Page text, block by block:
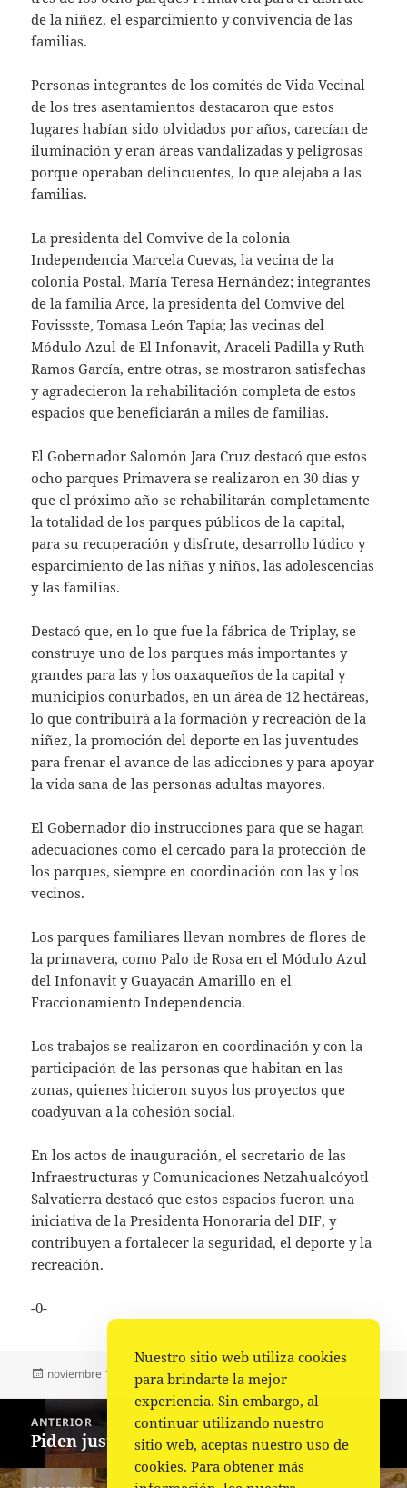
de la niñez, el esparcimiento y convivencia de las
familias.
Personas integrantes de los comités de Vida Vecinal
de los tres asentamientos destacaron que estos
lugares habían sido olvidados por años, carecían de
iluminación y eran áreas vandalizadas y peligrosas
porque operaban delincuentes, lo que alejaba a las
familias.
La presidenta del Comvive de la colonia
Independencia Marcela Cuevas, la vecina de la
colonia Postal, María Teresa Hernández; integrantes
de la familia Arce, la presidenta del Comvive del
Fovissste, Tomasa León Tapia; las vecinas del
Módulo Azul de El Infonavit, Araceli Padilla y Ruth
Ramos García, entre otras, se mostraron satisfechas
y agradecieron la rehabilitación completa de estos
espacios que beneficiarán a miles de familias.
El Gobernador Salomón Jara Cruz destacó que estos
ocho parques Primavera se realizaron en 30 días y
que el próximo año se rehabilitarán completamente
la totalidad de los parques públicos de la capital,
para su recuperación y disfrute, desarrollo lúdico y
esparcimiento de las niñas y niños, las adolescencias
y las familias.
Destacó que, en lo que fue la fábrica de Triplay, se
construye uno de los parques más importantes y
grandes para las y los oaxaqueños de la capital y
municipios conurbados, en un área de 12 hectáreas,
lo que contribuirá a la formación y recreación de la
niñez, la promoción del deporte en las juventudes
para frenar el avance de las adicciones y para apoyar
la vida sana de las personas adultas mayores.
El Gobernador dio instrucciones para que se hagan
adecuaciones como el cercado para la protección de
los parques, siempre en coordinación con las y los
vecinos.
Los parques familiares llevan nombres de flores de
la primavera, como Palo de Rosa en el Módulo Azul
del Infonavit y Guayacán Amarillo en el
Fraccionamiento Independencia.
Los trabajos se realizaron en coordinación y con la
participación de las personas que habitan en las
zonas, quienes hicieron suyos los proyectos que
coadyuvan a la cohesión social.
En los actos de inauguración, el secretario de las
Infraestructuras y Comunicaciones Netzahualcóyotl
Salvatierra destacó que estos espacios fueron una
iniciativa de la Presidenta Honoraria del DIF, y
contribuyen a fortalecer la seguridad, el deporte y la
recreación.
-0-
Publicado
noviembre 14, 2023 Autor
La redacción Categorías
Estado
Navegación
entradas
ANTERIOR
Entrada
Piden justicia por Magistrade
Nuestro sitio web utiliza cookies
para brindarte la mejor
experiencia. Sin embargo, al
continuar utilizando nuestro
sitio web, aceptas nuestro uso de
cookies. Para obtener más